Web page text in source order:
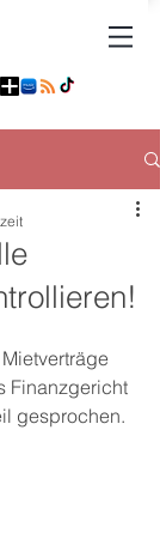
Finanzgericht
gesprochen.